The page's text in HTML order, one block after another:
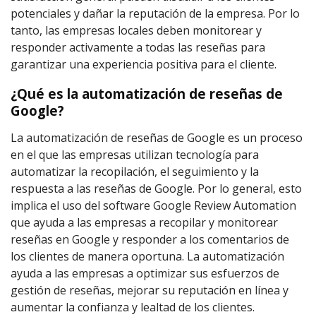
potenciales y dañar la reputación de la empresa. Por lo
tanto, las empresas locales deben monitorear y
responder activamente a todas las reseñas para
garantizar una experiencia positiva para el cliente.
¿Qué es la automatización de reseñas de
Google?
La automatización de reseñas de Google es un proceso
en el que las empresas utilizan tecnología para
automatizar la recopilación, el seguimiento y la
respuesta a las reseñas de Google. Por lo general, esto
implica el uso del software Google Review Automation
que ayuda a las empresas a recopilar y monitorear
reseñas en Google y responder a los comentarios de
los clientes de manera oportuna. La automatización
ayuda a las empresas a optimizar sus esfuerzos de
gestión de reseñas, mejorar su reputación en línea y
aumentar la confianza y lealtad de los clientes.